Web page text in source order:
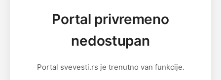
Portal privremeno
nedostupan
Portal svevesti.rs je trenutno van funkcije.